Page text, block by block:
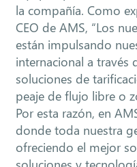
la compañía. Como
CEO de AMS, “Los
están impulsando
internacional a través
soluciones de
peaje de flujo libre o
Por esta razón, en
donde toda nuestra
ofreciendo el mejor